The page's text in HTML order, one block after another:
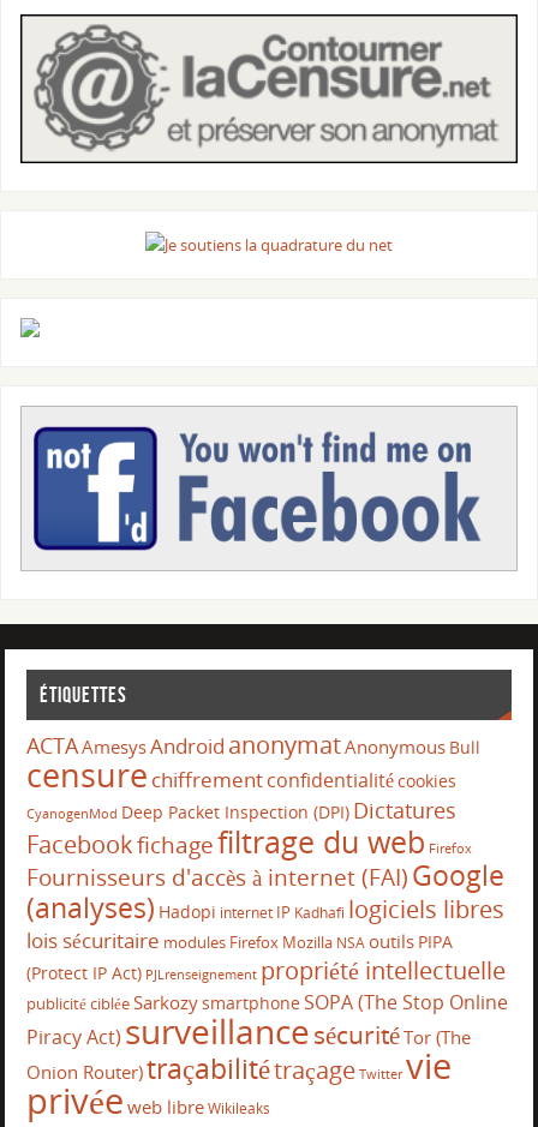
Étiquettes
ACTAAmesysAndroid anonymatAnonymous Bull
censure chiffrementconfidentialitécookies
CyanogenMod Deep Packet Inspection (DPI) Dictatures
Facebookfichagefiltrage du web Firefox
Fournisseurs d'accès à internet (FAI)Google
(analyses) Hadopi internet IP Kadhafi logiciels libres
lois sécuritaire modules Firefox Mozilla NSA outils PIPA
(Protect IP Act) PJLrenseignement propriété intellectuelle
publicité cibléeSarkozysmartphoneSOPA (The Stop Online
Piracy Act) surveillancesécuritéTor (The
Onion Router)traçabilitétraçage Twitter vie
privée web libreWikileaks